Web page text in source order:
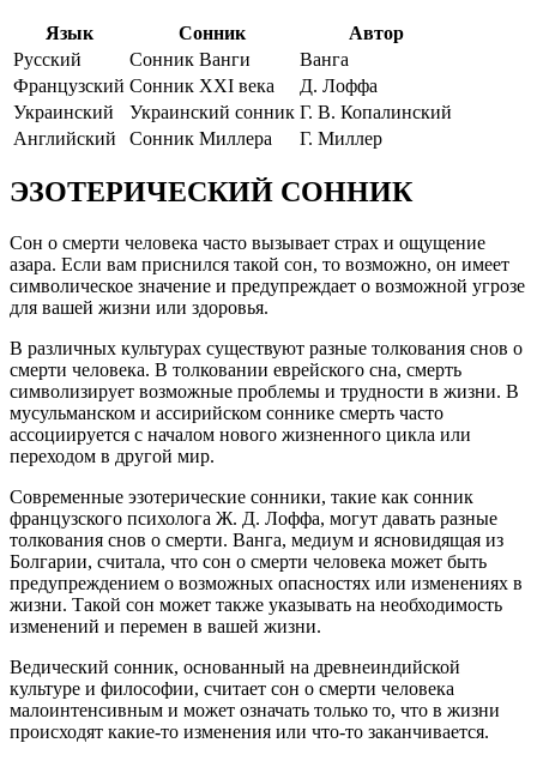
Язык Сонник
Автор
Русский
Сонник Ванги
Ванга
Французский Сонник XXI века
Д. Лоффа
Украинский
Украинский сонник Г. В. Копалинский
Английский
Сонник Миллера Г. Миллер
ЭЗОТЕРИЧЕСКИЙ СОННИК
Сон о смерти человека часто вызывает страх и ощущение
азара. Если вам приснился такой сон, то возможно, он имеет
символическое значение и предупреждает о возможной угрозе
для вашей жизни или здоровья.
В различных культурах существуют разные толкования снов о
смерти человека. В толковании еврейского сна, смерть
символизирует возможные проблемы и трудности в жизни. В
мусульманском и ассирийском соннике смерть часто
ассоциируется с началом нового жизненного цикла или
переходом в другой мир.
Современные эзотерические сонники, такие как сонник
французского психолога Ж. Д. Лоффа, могут давать разные
толкования снов о смерти. Ванга, медиум и ясновидящая из
Болгарии, считала, что сон о смерти человека может быть
предупреждением о возможных опасностях или изменениях в
жизни. Такой сон может также указывать на необходимость
изменений и перемен в вашей жизни.
Ведический сонник, основанный на древнеиндийской
культуре и философии, считает сон о смерти человека
малоинтенсивным и может означать только то, что в жизни
происходят какие-то изменения или что-то заканчивается.